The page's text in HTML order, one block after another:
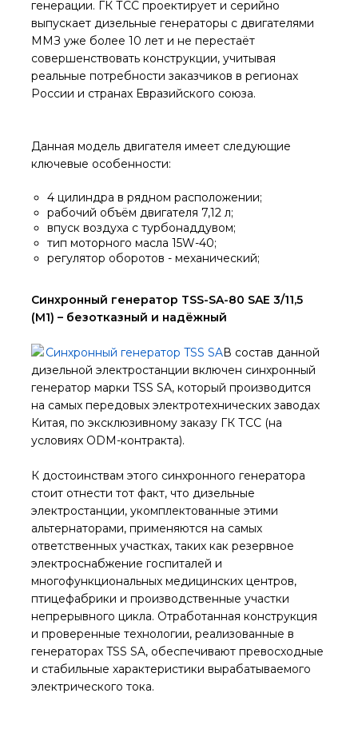
генерации. ГК ТСС проектирует и серийно
выпускает дизельные генераторы с двигателями
ММЗ уже более 10 лет и не перестаёт
совершенствовать конструкции, учитывая
реальные потребности заказчиков в регионах
России и странах Евразийского союза.
Данная модель двигателя имеет следующие
ключевые особенности:
4 цилиндра в рядном расположении;
рабочий объём двигателя 7,12 л;
впуск воздуха с турбонаддувом;
тип моторного масла 15W-40;
регулятор оборотов - механический;
Синхронный генератор TSS-SA-80 SAE 3/11,5
(М1) – безотказный и надёжный
В состав данной
дизельной электростанции включен синхронный
генератор марки TSS SA, который производится
на самых передовых электротехнических заводах
Китая, по эксклюзивному заказу ГК ТСС (на
условиях ODM-контракта).
К достоинствам этого синхронного генератора
стоит отнести тот факт, что дизельные
электростанции, укомплектованные этими
альтернаторами, применяются на самых
ответственных участках, таких как резервное
электроснабжение госпиталей и
многофункциональных медицинских центров,
птицефабрики и производственные участки
непрерывного цикла. Отработанная конструкция
и проверенные технологии, реализованные в
генераторах TSS SA, обеспечивают превосходные
и стабильные характеристики вырабатываемого
электрического тока.